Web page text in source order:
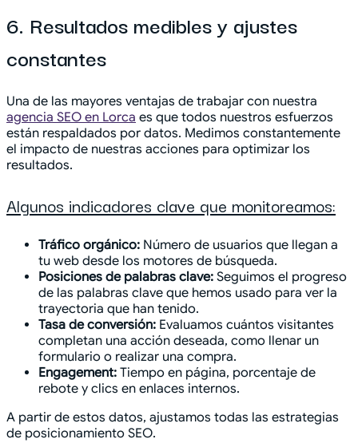
6. Resultados medibles y ajustes
constantes
Una de las mayores ventajas de trabajar con nuestra
agencia SEO en Lorca es que todos nuestros esfuerzos
están respaldados por datos. Medimos constantemente
el impacto de nuestras acciones para optimizar los
resultados.
Algunos indicadores clave que monitoreamos:
Tráfico orgánico: Número de usuarios que llegan a
tu web desde los motores de búsqueda.
Posiciones de palabras clave: Seguimos el progreso
de las palabras clave que hemos usado para ver la
trayectoria que han tenido.
Tasa de conversión: Evaluamos cuántos visitantes
completan una acción deseada, como llenar un
formulario o realizar una compra.
Engagement: Tiempo en página, porcentaje de
rebote y clics en enlaces internos.
A partir de estos datos, ajustamos todas las estrategias
de posicionamiento SEO.